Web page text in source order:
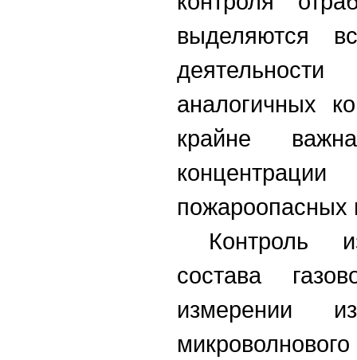
выделяются
аналогичных
крайне
пожароопасных
Контроль
состава
измерении